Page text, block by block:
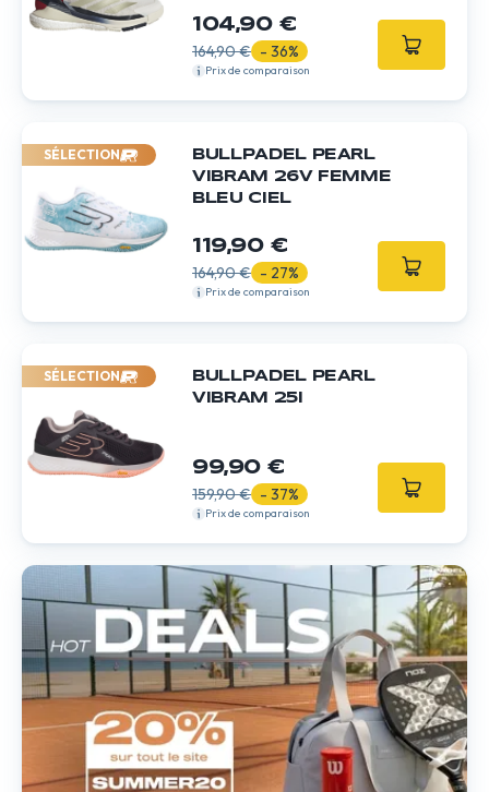
104,90 €
164,90 € - 36%
Prix de comparaison
SÉLECTION
BULLPADEL PEARL
VIBRAM 26V FEMME
BLEU CIEL
119,90 €
164,90 € - 27%
Prix de comparaison
SÉLECTION
BULLPADEL PEARL
VIBRAM 25I
99,90 €
159,90 € - 37%
Prix de comparaison